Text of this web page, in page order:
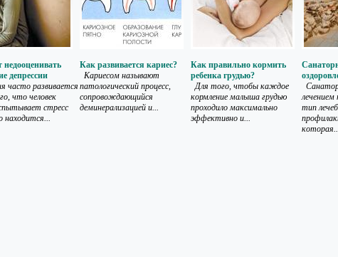
недооценивать
депрессии
часто развивается
что человек
стресс
находится...
Как развивается кариес?
Кариесом называют
патологический процесс,
сопровождающийся
деминерализацией и...
Как правильно кормить
ребенка грудью?
Для того, чтобы каждое
кормление малыша грудью
проходило максимально
эффективно и...
тип